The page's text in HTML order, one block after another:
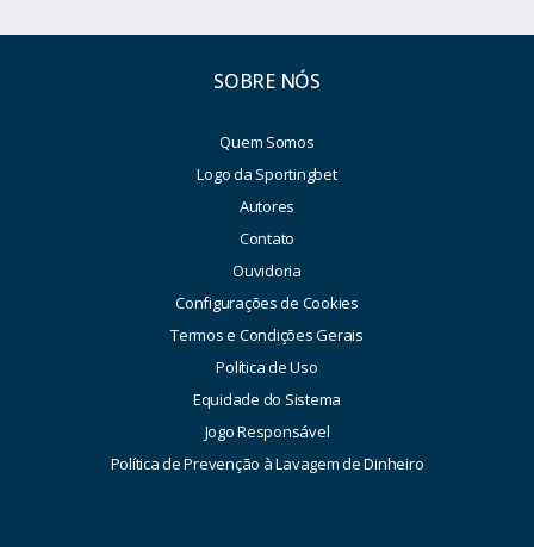
SOBRE NÓS
Quem Somos
Logo da Sportingbet
Autores
Contato
Ouvidoria
Configurações de Cookies
Termos e Condições Gerais
Política de Uso
Equidade do Sistema
Jogo Responsável
Política de Prevenção à Lavagem de Dinheiro